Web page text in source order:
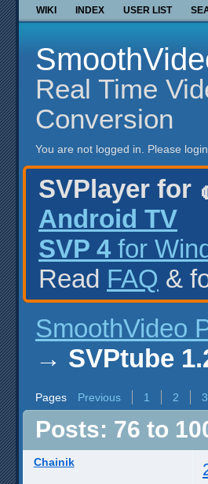
WIKI INDEX USER LIST
Real Time
Conversion
You are not logged in. Please
SVPlayer for
Android TV
SVP 4 for
Read FAQ &
SmoothVideo
→ SVPtube
Pages Previous 1 2 3
Posts: 76 to
Chainik